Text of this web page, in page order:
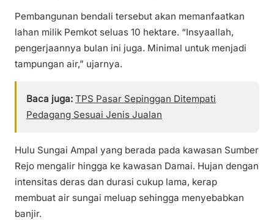
Pembangunan bendali tersebut akan memanfaatkan
lahan milik Pemkot seluas 10 hektare. “Insyaallah,
pengerjaannya bulan ini juga. Minimal untuk menjadi
tampungan air,” ujarnya.
Baca juga: TPS Pasar Sepinggan Ditempati
Pedagang Sesuai Jenis Jualan
Hulu Sungai Ampal yang berada pada kawasan Sumber
Rejo mengalir hingga ke kawasan Damai. Hujan dengan
intensitas deras dan durasi cukup lama, kerap
membuat air sungai meluap sehingga menyebabkan
banjir.